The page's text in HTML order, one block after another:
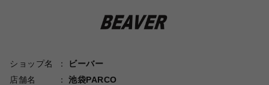
ショップ名
ビーバー
店舗名
池袋PARCO